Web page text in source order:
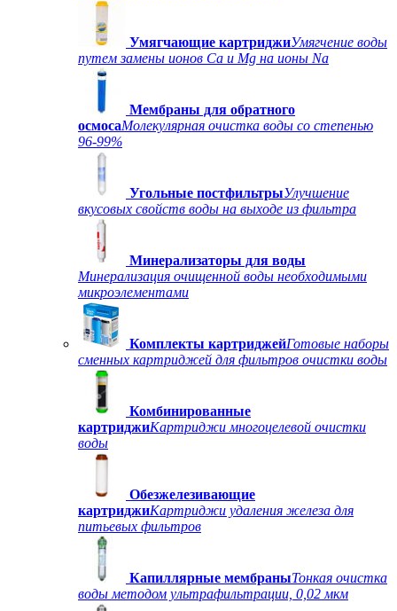
Умягчающие картриджиУмягчение воды
путем замены ионов Ca и Mg на ионы Na
Мембраны для обратного
осмосаМолекулярная очистка воды со степенью
96-99%
Угольные постфильтрыУлучшение
вкусовых свойств воды на выходе из фильтра
Минерализаторы для воды
Минерализация очищенной воды необходимыми
микроэлементами
Комплекты картриджейГотовые наборы
сменных картриджей для фильтров очистки воды
Комбинированные
картриджиКартриджи многоцелевой очистки
воды
Обезжелезивающие
картриджиКартриджи удаления железа для
питьевых фильтров
Капиллярные мембраныТонкая очистка
воды методом ультрафильтрации, 0,02 мкм